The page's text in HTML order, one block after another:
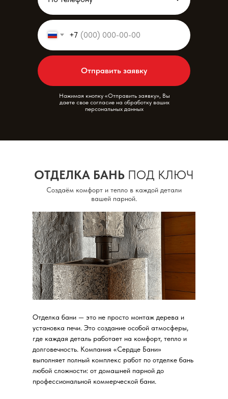
+7
Отправить заявку
Нажимая кнопку «Отправить заявку», Вы
даете свое согласие на обработку ваших
персональных данных
ОТДЕЛКА БАНЬ ПОД КЛЮЧ
Создаём комфорт и тепло в каждой детали
вашей парной.
Отделка бани — это не просто монтаж дерева и
установка печи. Это создание особой атмосферы,
где каждая деталь работает на комфорт, тепло и
долговечность. Компания «Сердце Бани»
выполняет полный комплекс работ по отделке бань
любой сложности: от домашней парной до
профессиональной коммерческой бани.